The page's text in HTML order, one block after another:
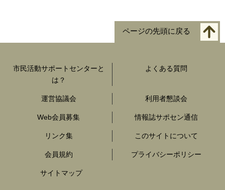
ページの先頭に戻る
市民活動サポートセンターと
は？
よくある質問
運営協議会 利用者懇談会
Web会員募集 情報誌サポセン通信
リンク集 このサイトについて
会員規約 プライバシーポリシー
サイトマップ